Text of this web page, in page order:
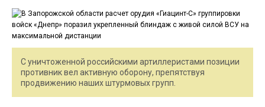
С уничтоженной российскими артиллеристами позиции
противник вел активную оборону, препятствуя
продвижению наших штурмовых групп.